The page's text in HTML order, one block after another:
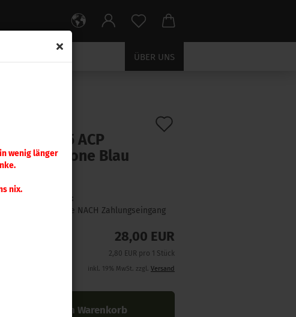
wenig länger
nix.
ÜBER UNS
Blau 10 Stück
A-Zoom .45 ACP
Blau
Stück
Lieferzeit:
1 Woche NACH Zahlungseingang
28,00 EUR
2,80 EUR pro 1 Stück
inkl. 19% MwSt. zzgl. Versand
In den Warenkorb